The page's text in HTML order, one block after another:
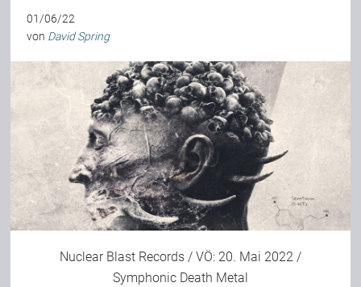
01/06/22
von David Spring
Nuclear Blast Records / VÖ: 20. Mai 2022 /
Symphonic Death Metal